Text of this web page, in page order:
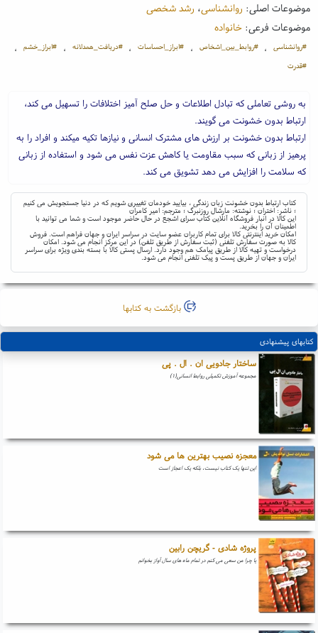
موضوعات اصلی: روانشناسی، رشد شخصی
موضوعات فرعی:خانواده
#روانشناسی ، #روابط_بین_اشخاص ، #ابراز_احساسات ، #دریافت_همدلانه ، #ابراز_خشم ،
#قدرت
به روشی تعاملی که تبادل اطلاعات و حل صلح آمیز اختلافات را تسهیل می کند،
ارتباط بدون خشونت می گویند.
ارتباط بدون خشونت بر ارزش های مشترک انسانی و نیازها تکیه میکند و افراد را به
پرهیز از زبانی که سبب مقاومت یا کاهش عزت نفس می شود و استفاده از زبانی
که سلامت را افزایش می دهد تشویق می کند.
کتاب ارتباط بدون خشونت زبان زندگی ، بیایید خودمان تغییری شویم که در دنیا جستجویش می کنیم
؛ ناشر: اختران ؛ نوشته: مارشال روزنبرگ ؛ مترجم: امیر کامران
این کالا در انبار فروشگاه آنلاین کتاب سرای اشجع در حال حاضر موجود است و شما می توانید با
اطمینان آن را بخرید.
امکان خرید اینترنتی کالا برای تمام کاربران عضو سایت در سراسر ایران و جهان فراهم است. فروش
کالا به صورت سفارش تلفنی (ثبت سفارش از طریق تلفن) در این مرکز انجام می شود. امکان
درخواست و تهیه کالا از طریق پیامک هم وجود دارد. ارسال پستی کالا با بسته بندی ویژه برای سراسر
ایران و جهان از طریق پست و پیک تلفنی انجام می شود.
بازگشت به کتابها
کتابهای پیشنهادی
ساختار جادویی ان . ال . پی
مجموعه آموزش تکمیلی روابط انسانی(۱)
معجزه نصیب بهترین ها می شود
این تنها یک کتاب نیست، بلکه یک اعجاز است
پروژه شادی - گریچن رابین
یا چرا من سعی می کنم در تمام ماه های سال آواز بخوانم